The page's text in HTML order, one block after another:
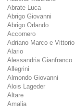
Abrate Luca
Abrigo Giovanni
Abrigo Orlando
Accornero
Adriano Marco e Vittorio
Alario
Alessandria Gianfranco
Allegrini
Almondo Giovanni
Alois Lageder
Altare
Amalia